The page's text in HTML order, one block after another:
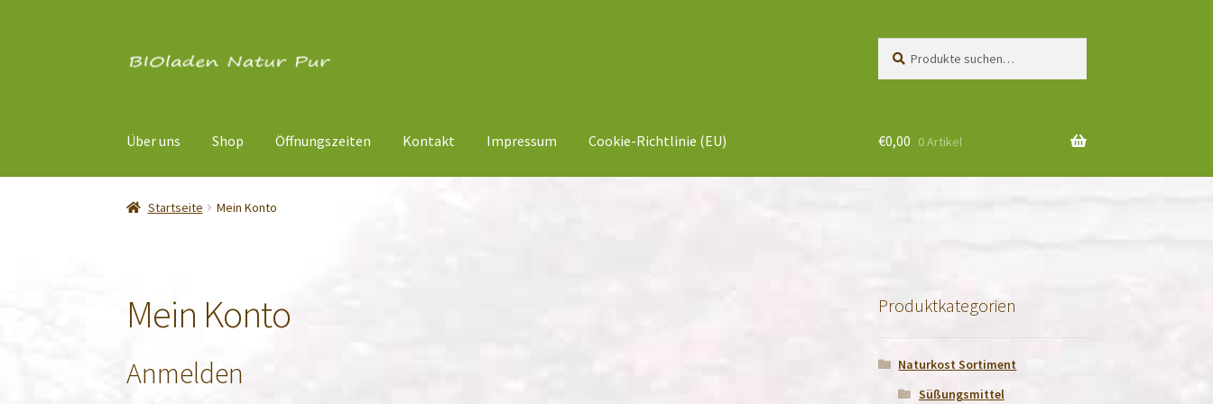
Navigation
Inhalt
nach:
Über uns Shop Öffnungszeiten Kontakt Impressum Cookie-Richtlinie (EU) €0,00 0 Artikel
Startseite Mein Konto
Mein Konto
Anmelden
Produktkategorien
Naturkost Sortiment
Süßungsmittel